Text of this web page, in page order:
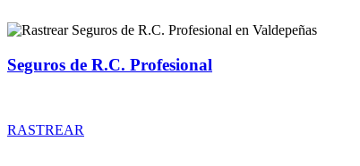
Seguros de R.C. Profesional
RASTREAR